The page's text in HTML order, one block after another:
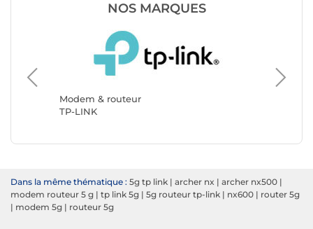
NOS MARQUES
Modem & routeur
TP-LINK
ASUS
Dans la même thématique : 5g tp link | archer nx | archer nx500 |
modem routeur 5 g | tp link 5g | 5g routeur tp-link | nx600 | router 5g
| modem 5g | routeur 5g